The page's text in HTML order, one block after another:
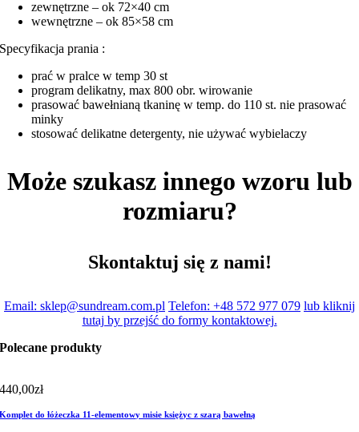
zewnętrzne – ok 72×40 cm
wewnętrzne – ok 85×58 cm
Specyfikacja prania :
prać w pralce w temp 30 st
program delikatny, max 800 obr. wirowanie
prasować bawełnianą tkaninę w temp. do 110 st. nie prasować
minky
stosować delikatne detergenty, nie używać wybielaczy
Może szukasz innego wzoru lub
rozmiaru?
Skontaktuj się z nami!
Email: sklep@sundream.com.pl Telefon: +48 572 977 079 lub kliknij
tutaj by przejść do formy kontaktowej.
Polecane produkty
440,00zł
Komplet do łóżeczka 11-elementowy misie księżyc z szarą bawełną